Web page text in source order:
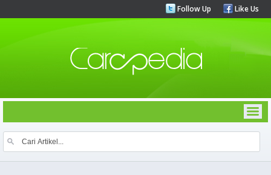
Follow Up Like Us